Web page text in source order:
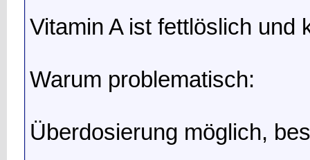
Vitamin A ist fettlöslich und
Warum problematisch:
Überdosierung möglich,